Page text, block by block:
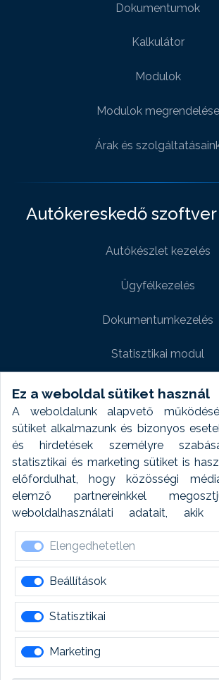
Ez a weboldal sütiket használ
A weboldalunk alapvető
sütiket alkalmazunk és bizonyos
és hirdetések személyre
statisztikai és marketing sütiket is
előfordulhat, hogy közösségi
elemző partnereinkkel
weboldalhasználati adatait, akik
forrásokból gyűjtött adatokkal
elfogadásával kapcsolatosan
ezen adatokat 6 hónap után
naplózás célja, hogy
követelményeknek.
Elengedhetetlen
Beállítások
Statisztikai
Marketing
Dokumentumok
Kalkulátor
Modulok
Modulok megrendelése
Árak és
Autókereskedő
Autókészlet kezelés
Ügyfélkezelés
Dokumentumkezelés
Statisztikai modul
Weboldal modul
Fényképtár extra modul
Autómosó modul
Feladatütemezés